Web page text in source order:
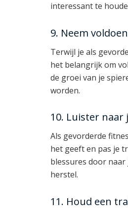
interessant te
9. Neem
Terwijl je als
het belangrijk om
de groei van je
worden.
10. Luister naar
Als gevorderde
het geeft en pas je
blessures door
herstel.
11. Houd een